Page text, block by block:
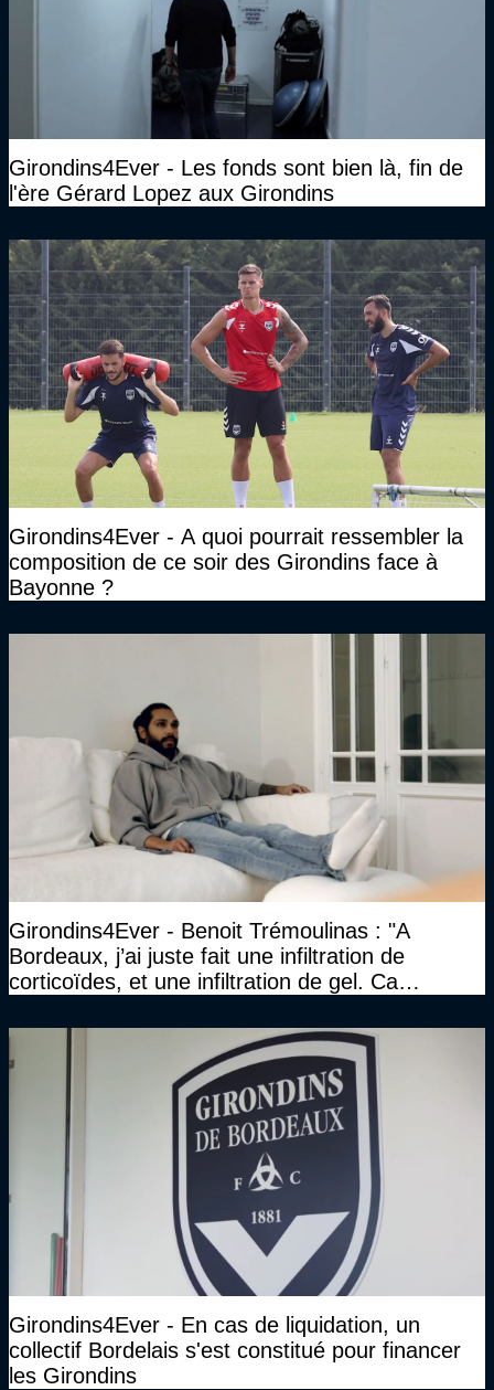
Girondins4Ever - Les fonds sont bien là, fin de
l'ère Gérard Lopez aux Girondins
Girondins4Ever - A quoi pourrait ressembler la
composition de ce soir des Girondins face à
Bayonne ?
Girondins4Ever - Benoit Trémoulinas : "A
Bordeaux, j’ai juste fait une infiltration de
corticoïdes, et une infiltration de gel. Ca
Girondins4Ever - En cas de liquidation, un
collectif Bordelais s'est constitué pour financer
les Girondins